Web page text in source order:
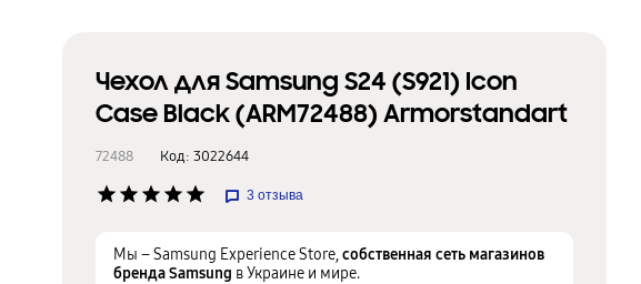
Чехол для Samsung S24 (S921) Icon
Case Black (ARM72488) Armorstandart
72488 Код: 3022644
star star star star star 3 отзыва
Мы – Samsung Experience Store,собственная сеть магазинов
бренда Samsung в Украине и мире.